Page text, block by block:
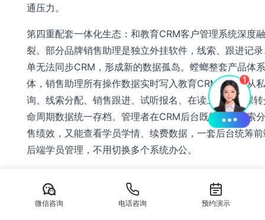
通压力。
第四重配套一体化生态：和教育CRM客户管理系统深度
裂。部分品牌销售助理是独立外挂软件，线索、跟进记
单无法同步CRM，形成新的数据孤岛。螳螂整套产品体
体，销售助理所有操作数据实时写入教育CRM，学员从
询、线索分配、销售跟进、试听报名、在读上课、续课
命周期数据统一存档。管理者在CRM后台既能管控线索
售绩效，又能查看学员学情、续费数据，一套后台统筹
后端学员管理，不用切换多个系统办公。
化，服务数千家美育、K12、职业教育、知识付费机构，
熟悉教培全流程运营逻辑，开通后一对一上门/远程配置
微信咨询 电话咨询 预约演示